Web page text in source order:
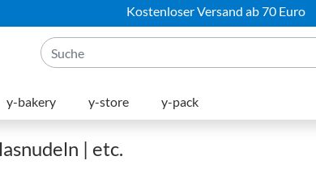
Kostenloser Versand ab 70 Euro
y-bakery y-store y-pack
| etc.